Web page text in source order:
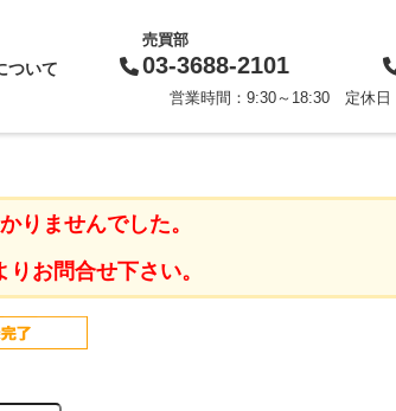
ついて
売買部
03-3688-2101
営業時間：9:30～18:30 定休日
りませんでした。
お問合せ下さい。